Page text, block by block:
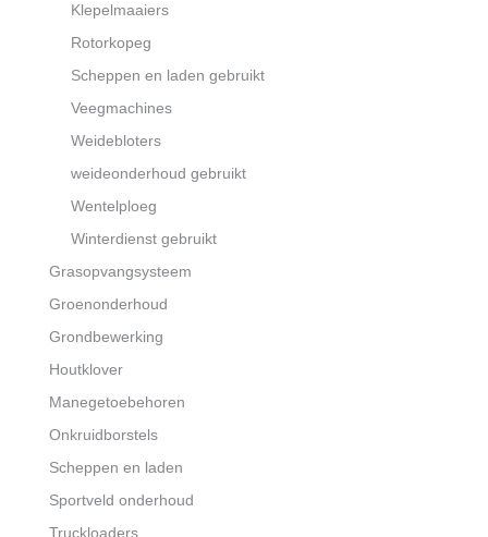
Klepelmaaiers
Rotorkopeg
Scheppen en laden gebruikt
Veegmachines
Weidebloters
weideonderhoud gebruikt
Wentelploeg
Winterdienst gebruikt
Grasopvangsysteem
Groenonderhoud
Grondbewerking
Houtklover
Manegetoebehoren
Onkruidborstels
Scheppen en laden
Sportveld onderhoud
Truckloaders